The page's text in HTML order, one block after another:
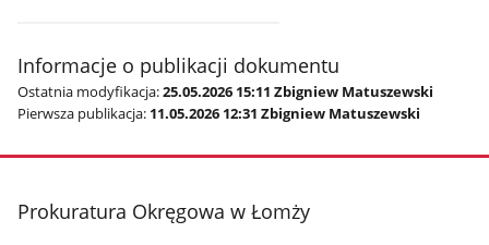
Informacje o publikacji dokumentu
Ostatnia modyfikacja:25.05.2026 15:11 Zbigniew Matuszewski
Pierwsza publikacja: 11.05.2026 12:31 Zbigniew Matuszewski
stopka
Prokuratura Okręgowa w Łomży